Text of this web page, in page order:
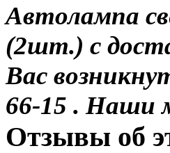
Автолампа
(2шт.) с
Вас
66-15 . Наши
Отзывы об